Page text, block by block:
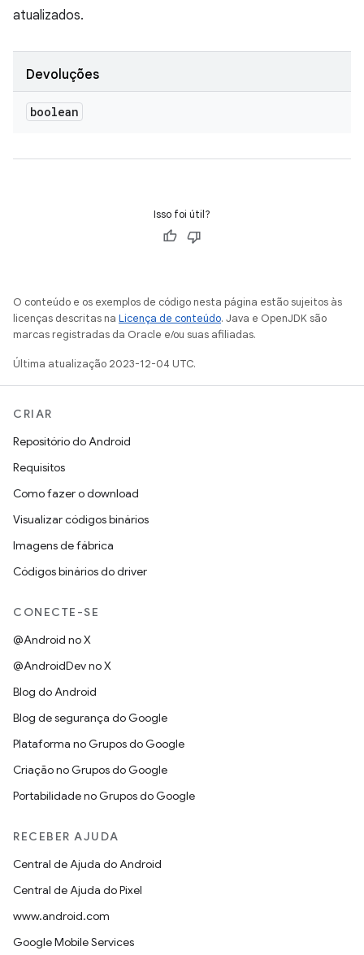
atualizados.
Devoluções
boolean
Isso foi útil?
O conteúdo e os exemplos de código nesta página estão sujeitos às
licenças descritas na Licença de conteúdo. Java e OpenJDK são
marcas registradas da Oracle e/ou suas afiliadas.
Última atualização 2023-12-04 UTC.
CRIAR
Repositório do Android
Requisitos
Como fazer o download
Visualizar códigos binários
Imagens de fábrica
Códigos binários do driver
CONECTE-SE
@Android no X
@AndroidDev no X
Blog do Android
Blog de segurança do Google
Plataforma no Grupos do Google
Criação no Grupos do Google
Portabilidade no Grupos do Google
RECEBER AJUDA
Central de Ajuda do Android
Central de Ajuda do Pixel
www.android.com
Google Mobile Services